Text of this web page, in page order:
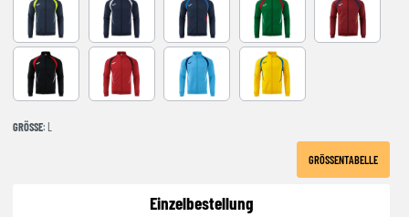
DARK NAVY AMARILLO FLUOR
NAVY-GREY NAVY-ROYAL VERDE-ROJO WINE-NAVY
BLACK-RED RED-BLACK SKY BLUE-NAVY YELLOW-ROYAL
GRÖSSE : L
GRÖSSENTABELLE
Einzelbestellung